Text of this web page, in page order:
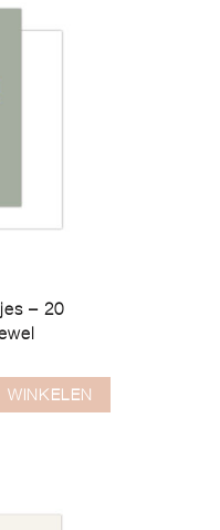
– 20
WINKELEN